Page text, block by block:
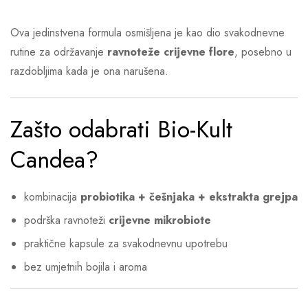
Ova jedinstvena formula osmišljena je kao dio svakodnevne
rutine za održavanje ravnoteže crijevne flore, posebno u
razdobljima kada je ona narušena.
Zašto odabrati Bio-Kult
Candea?
kombinacija probiotika + češnjaka + ekstrakta grejpa
podrška ravnoteži crijevne mikrobiote
praktične kapsule za svakodnevnu upotrebu
bez umjetnih bojila i aroma